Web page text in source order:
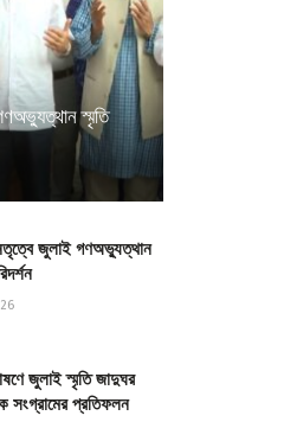
স্মৃতি
জুলাই গণঅভ্যুত্থান
জুলাই স্মৃতি জাদুঘর
সংগ্রামের প্রতিফলন